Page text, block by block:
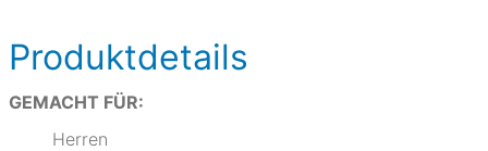
Produktdetails
GEMACHT FÜR:
Herren